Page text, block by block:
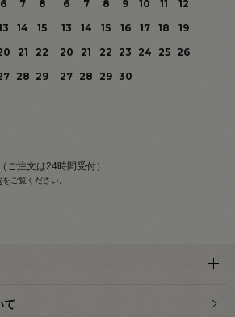
6 7
8
14
15
21
22
28 29
6
7 8 9 10 11
12
13
14 15 16 17 18
19
20
21 22 23 24 25
26
27 28 29 30
注文は24時間受付）
をご覧ください。
て